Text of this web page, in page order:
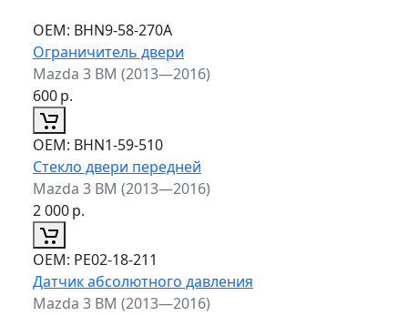
ОЕМ: BHN9-58-270A
Ограничитель двери
Mazda 3 BM (2013—2016)
600р.
ОЕМ: BHN1-59-510
Стекло двери передней
Mazda 3 BM (2013—2016)
2 000р.
ОЕМ: PE02-18-211
Датчик абсолютного давления
Mazda 3 BM (2013—2016)